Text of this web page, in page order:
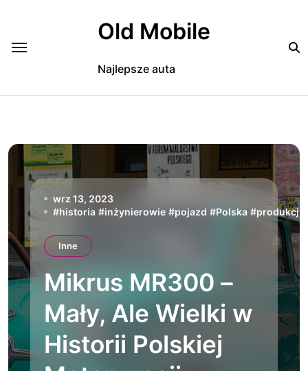
Old Mobile
Najlepsze auta
wrz 13, 2023
#historia #inżynierowie #pojazd #Polska #produkcja
Inne
Mikrus MR300 –
Mały, Ale Wielki w
Historii Polskiej